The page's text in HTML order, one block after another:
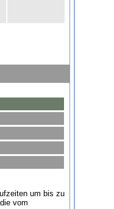
um bis zu
vom